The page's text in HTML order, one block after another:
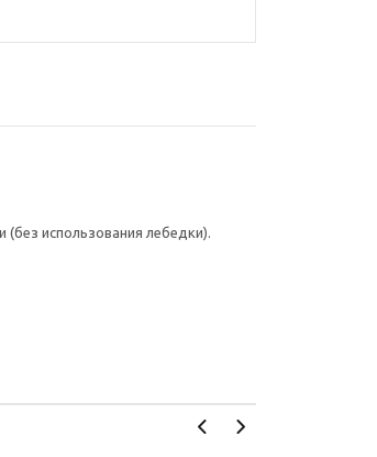
использования лебедки).